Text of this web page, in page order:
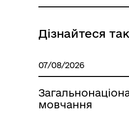
Дізнайтеся
07/08/2026
мовчання